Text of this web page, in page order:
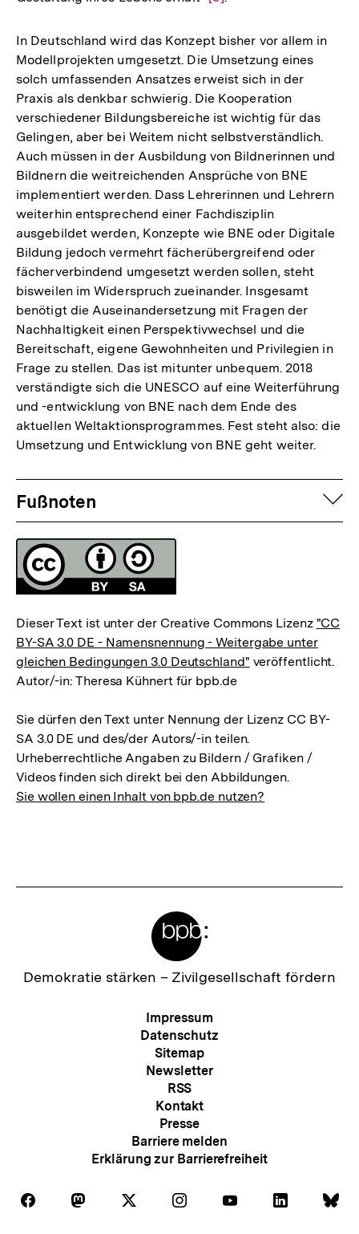
der
Fußnote
In Deutschland wird das Konzept bisher vor allem in
Modellprojekten umgesetzt. Die Umsetzung eines
solch umfassenden Ansatzes erweist sich in der
Praxis als denkbar schwierig. Die Kooperation
verschiedener Bildungsbereiche ist wichtig für das
Gelingen, aber bei Weitem nicht selbstverständlich.
Auch müssen in der Ausbildung von Bildnerinnen und
Bildnern die weitreichenden Ansprüche von BNE
implementiert werden. Dass Lehrerinnen und Lehrern
weiterhin entsprechend einer Fachdisziplin
ausgebildet werden, Konzepte wie BNE oder Digitale
Bildung jedoch vermehrt fächerübergreifend oder
fächerverbindend umgesetzt werden sollen, steht
bisweilen im Widerspruch zueinander. Insgesamt
benötigt die Auseinandersetzung mit Fragen der
Nachhaltigkeit einen Perspektivwechsel und die
Bereitschaft, eigene Gewohnheiten und Privilegien in
Frage zu stellen. Das ist mitunter unbequem. 2018
verständigte sich die UNESCO auf eine Weiterführung
und -entwicklung von BNE nach dem Ende des
aktuellen Weltaktionsprogrammes. Fest steht also: die
Umsetzung und Entwicklung von BNE geht weiter.
Fussnoten
Fußnoten
Lizenz
Dieser Text ist unter der Creative Commons Lizenz "CC
BY-SA 3.0 DE - Namensnennung - Weitergabe unter
gleichen Bedingungen 3.0 Deutschland" veröffentlicht.
Autor/-in: Theresa Kühnert für bpb.de
Sie dürfen den Text unter Nennung der Lizenz CC BY-
SA 3.0 DE und des/der Autors/-in teilen.
Urheberrechtliche Angaben zu Bildern / Grafiken /
Videos finden sich direkt bei den Abbildungen.
Sie wollen einen Inhalt von bpb.de nutzen?
Zur
Demokratie stärken – Zivilgesellschaft fördern
Meta-
Navigation
Impressum
Datenschutz
Sitemap
Newsletter
RSS
Kontakt
Presse
Barriere melden
Erklärung zur Barrierefreiheit
Folgen
Auf
Folgen Folgen Folgen
Auf
Folgen Folgen